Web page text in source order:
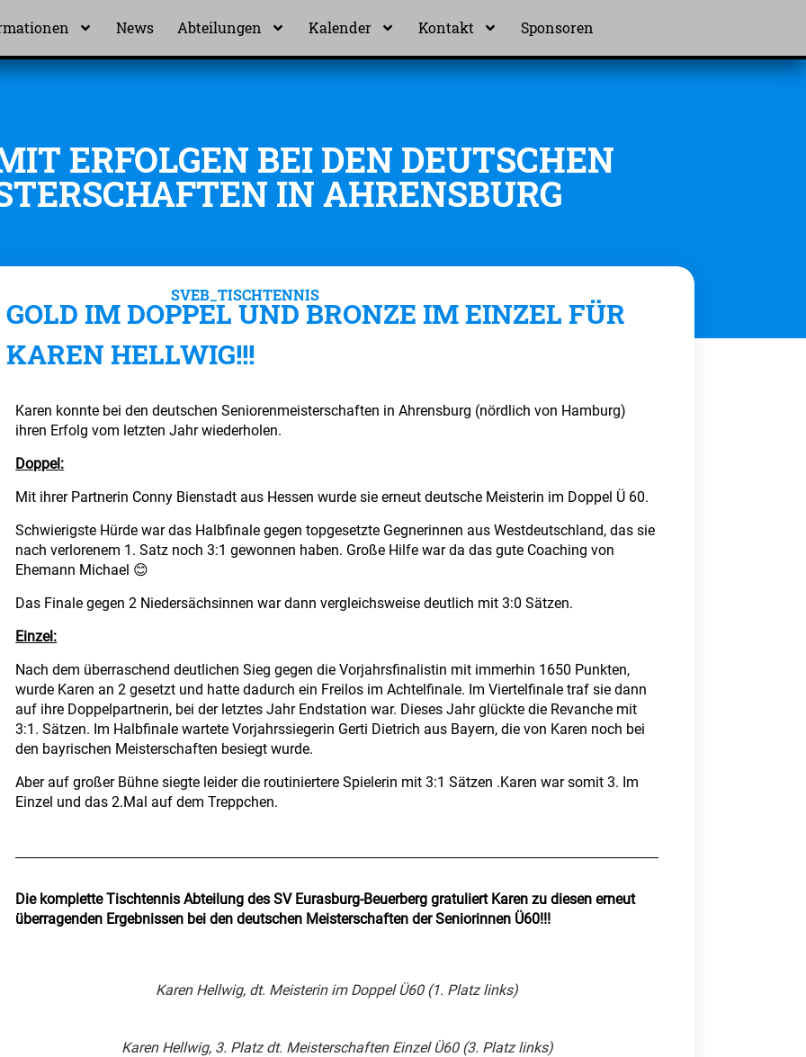
News Abteilungen Kalender Kontakt Sponsoren
ERFOLGEN BEI DEN DEUTSCHEN
IN AHRENSBURG
GOLD IM DOPPEL UND BRONZE IM EINZEL FÜR
KAREN HELLWIG!!!
Karen konnte bei den deutschen Seniorenmeisterschaften in Ahrensburg (nördlich von Hamburg)
ihren Erfolg vom letzten Jahr wiederholen.
Doppel:
Mit ihrer Partnerin Conny Bienstadt aus Hessen wurde sie erneut deutsche Meisterin im Doppel Ü 60.
Schwierigste Hürde war das Halbfinale gegen topgesetzte Gegnerinnen aus Westdeutschland, das sie
nach verlorenem 1. Satz noch 3:1 gewonnen haben. Große Hilfe war da das gute Coaching von
Ehemann Michael 😊
Das Finale gegen 2 Niedersächsinnen war dann vergleichsweise deutlich mit 3:0 Sätzen.
Einzel:
Nach dem überraschend deutlichen Sieg gegen die Vorjahrsfinalistin mit immerhin 1650 Punkten,
wurde Karen an 2 gesetzt und hatte dadurch ein Freilos im Achtelfinale. Im Viertelfinale traf sie dann
auf ihre Doppelpartnerin, bei der letztes Jahr Endstation war. Dieses Jahr glückte die Revanche mit
3:1. Sätzen. Im Halbfinale wartete Vorjahrssiegerin Gerti Dietrich aus Bayern, die von Karen noch bei
den bayrischen Meisterschaften besiegt wurde.
Aber auf großer Bühne siegte leider die routiniertere Spielerin mit 3:1 Sätzen .Karen war somit 3. Im
Einzel und das 2.Mal auf dem Treppchen.
Die komplette Tischtennis Abteilung des SV Eurasburg-Beuerberg gratuliert Karen zu diesen erneut
überragenden Ergebnissen bei den deutschen Meisterschaften der Seniorinnen Ü60!!!
Karen Hellwig, dt. Meisterin im Doppel Ü60 (1. Platz links)
Karen Hellwig, 3. Platz dt. Meisterschaften Einzel Ü60 (3. Platz links)